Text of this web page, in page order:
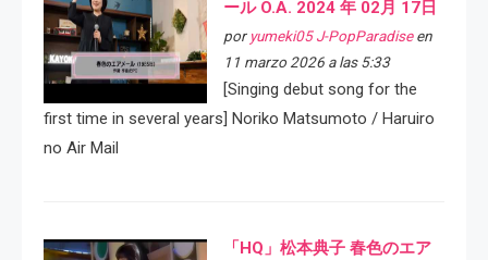
ール O.A. 2024 年 02月 17日
por yumeki05 J-PopParadiseen
11 marzo 2026 a las 5:33
[Singing debut song for the
first time in several years] Noriko Matsumoto / Haruiro
no Air Mail
「HQ」松本典子 春色のエア